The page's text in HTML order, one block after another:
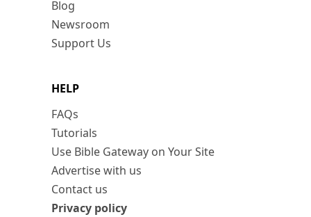
Blog
Newsroom
Support Us
HELP
FAQs
Tutorials
Use Bible Gateway on Your Site
Advertise with us
Contact us
Privacy policy